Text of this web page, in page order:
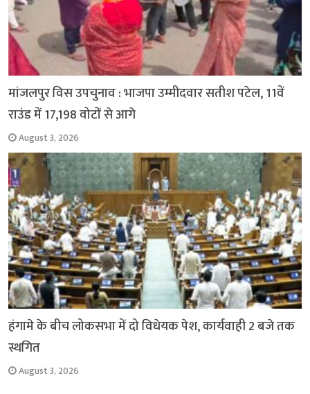
मांजलपुर विस उपचुनाव : भाजपा उम्मीदवार सतीश पटेल, 11वें
राउंड में 17,198 वोटों से आगे
August 3, 2026
हंगामे के बीच लोकसभा में दो विधेयक पेश, कार्यवाही 2 बजे तक
स्थगित
August 3, 2026